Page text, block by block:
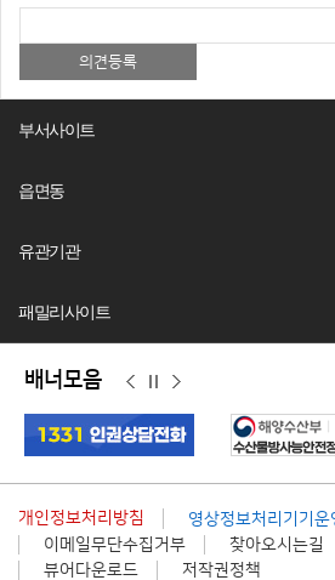
부서사이트
읍면동
유관기관
패밀리사이트
배너모음
이
전
정
지
다
음
개인정보처리방침
영상정보처리기기운
이메일무단수집거부
찾아오시는길
뷰어다운로드
저작권정책